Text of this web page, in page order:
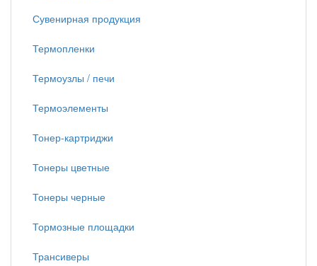
Сувенирная продукция
Термопленки
Термоузлы / печи
Термоэлементы
Тонер-картриджи
Тонеры цветные
Тонеры черные
Тормозные площадки
Трансиверы